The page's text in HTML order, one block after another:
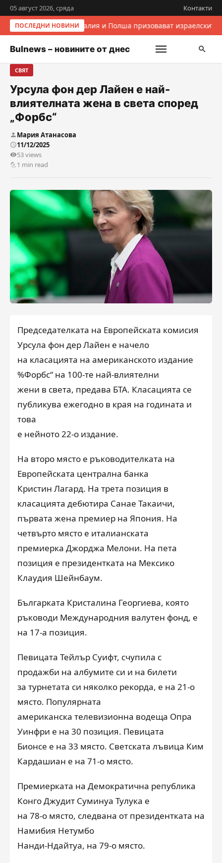
05 август 2026, сряда Контакти
ПОСЛЕДНИ НОВИНИИталия и Полша призовават
Bulnews – новините от днес
СВЯТ
Урсула фон дер Лайен е най-
влиятелната жена в света според
„Форбс“
Мария Атанасова
11/12/2025
53 views
1 min read
Председателката на Европейската комисия
Урсула фон дер Лайен е начело
на класацията на американското издание
%Форбс“ на 100-те най-влиятелни
жени в света, предава БТА. Класацията се
публикува ежегодно в края на годината и
това
е нейното 22-о издание.
На второ място е ръководителката на
Европейската централна банка
Кристин Лагард. На трета позиция в
класацията дебютира Санае Такаичи,
първата жена премиер на Япония. На
четвърто място е италианската
премиерка Джорджа Мелони. На пета
позиция е президентката на Мексико
Клаудия Шейнбаум.
Българката Кристалина Георгиева, която
ръководи Международния валутен фонд, е
на 17-а позиция.
Певицата Тейлър Суифт, счупила с
продажби на албумите си и на билети
за турнетата си няколко рекорда, е на 21-о
място. Популярната
американска телевизионна водеща Опра
Уинфри е на 30 позиция. Певицата
Бионсе е на 33 място. Светската лъвица Ким
Кардашиан е на 71-о място.
Премиерката на Демократична република
Конго Джудит Суминуа Тулука е
на 78-о място, следвана от президентката на
Намибия Нетумбо
Нанди-Ндайтуа, на 79-о място.